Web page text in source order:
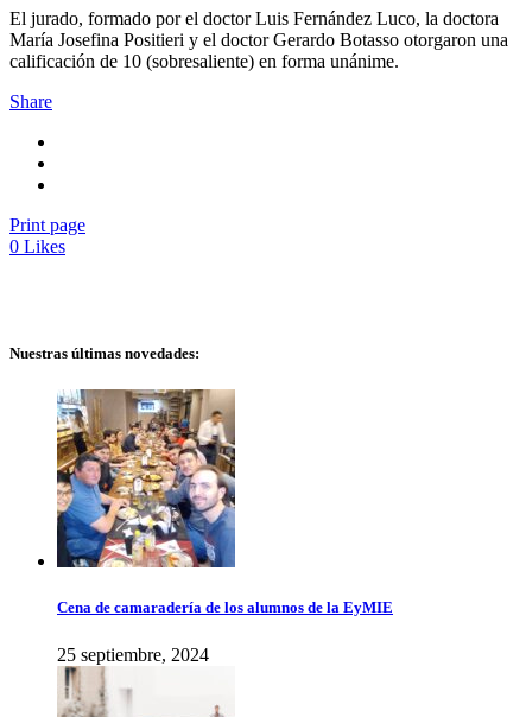
El jurado, formado por el doctor Luis Fernández Luco, la doctora
María Josefina Positieri y el doctor Gerardo Botasso otorgaron una
calificación de 10 (sobresaliente) en forma unánime.
Share
Print page
0 Likes
Nuestras últimas novedades:
Cena de camaradería de los alumnos de la EyMIE
25 septiembre, 2024